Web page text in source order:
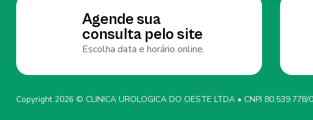
Agende sua
consulta pelo site
Escolha data e horário online.
Copyright 2026 © CLINICA UROLOGICA DO OESTE LTDA • CNPJ 80.539.778/